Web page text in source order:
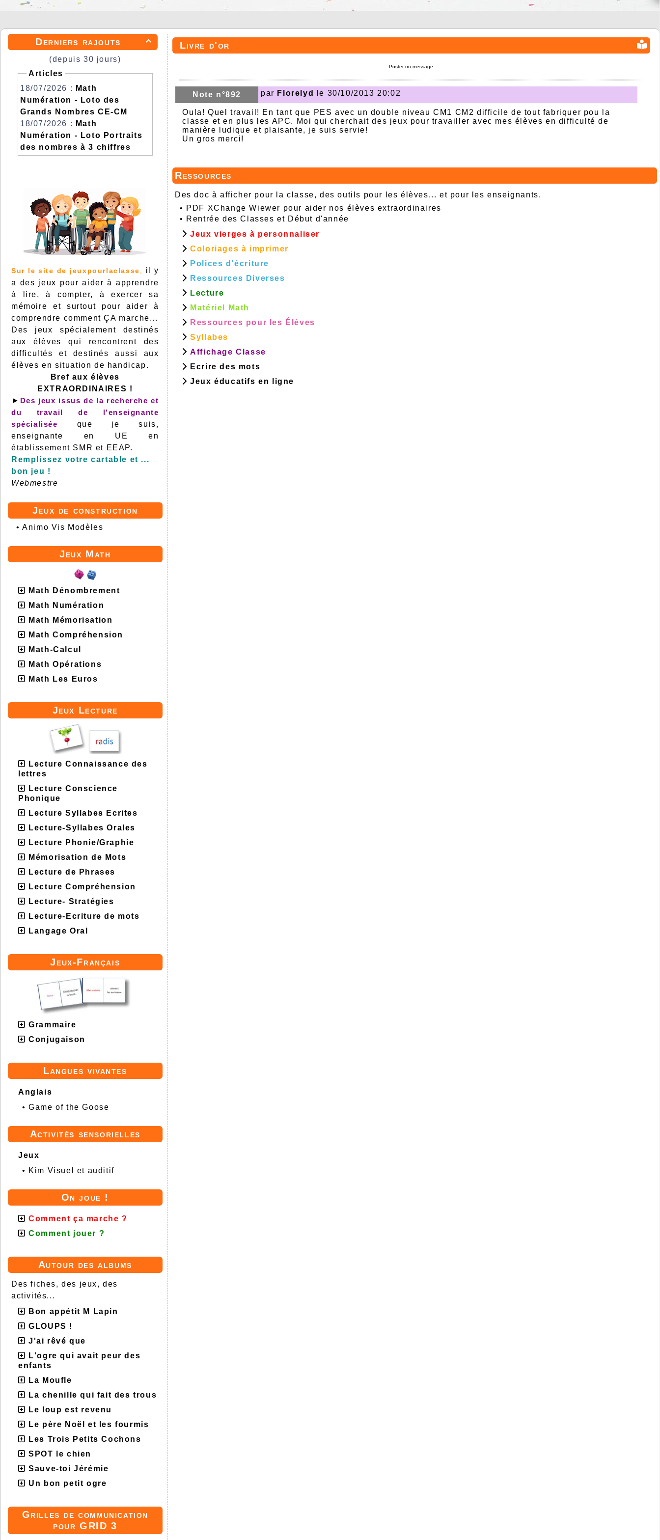

Derniers rajouts
(depuis 30 jours)
Articles
18/07/2026 :
Math
Numération - Loto des
Grands Nombres CE-CM
18/07/2026 :
Math
Numération - Loto Portraits
des nombres à 3 chiffres
Sur le site de jeuxpourlaclasse
il y
a des jeux pour aider à apprendre
à lire, à compter, à exercer sa
mémoire et surtout pour aider à
comprendre comment ÇA marche...
Des jeux spécialement destinés
aux élèves qui rencontrent des
difficultés et destinés aussi aux
élèves en situation de handicap.
Bref aux élèves
EXTRAORDINAIRES !
► Des jeux issus de la recherche et
du travail de l'enseignante
spécialisée que je suis,
enseignante en UE en
établissement SMR et EEAP.
Remplissez votre cartable et ...
bon jeu !
Webmestre
Jeux de construction
•Animo Vis Modèles
Jeux Math
Math Dénombrement
Math Numération
Math Mémorisation
Math Compréhension
Math-Calcul
Math Opérations
Math Les Euros
Jeux Lecture
Lecture Connaissance des
lettres
Lecture Conscience
Phonique
Lecture Syllabes Ecrites
Lecture-Syllabes Orales
Lecture Phonie/Graphie
Mémorisation de Mots
Lecture de Phrases
Lecture Compréhension
Lecture- Stratégies
Lecture-Ecriture de mots
Langage Oral
Jeux-Français
Grammaire
Conjugaison
Langues vivantes
Anglais
•Game of the Goose
Activités sensorielles
Jeux
• Kim Visuel et auditif
On joue !
Comment ça marche ?
Comment jouer ?
Autour des albums
Des fiches, des jeux, des
activités...
Bon appétit M Lapin
GLOUPS !
J'ai rêvé que
L'ogre qui avait peur des
enfants
La Moufle
La chenille qui fait des trous
Le loup est revenu
Le père Noël et les fourmis
Les Trois Petits Cochons
SPOT le chien
Sauve-toi Jérémie
Un bon petit ogre
Grilles de communication
pour GRID 3
Livre d'or
Poster un message
Note n°892 par Florelyd le 30/10/2013 20:02
Oula! Quel travail! En tant que PES avec un double niveau CM1 CM2 difficile de tout fabriquer pou la
classe et en plus les APC. Moi qui cherchait des jeux pour travailler avec mes élèves en difficulté de
manière ludique et plaisante, je suis servie!
Un gros merci!
Ressources
Des doc à afficher pour la classe, des outils pour les élèves... et pour les enseignants.
• PDF XChange Wiewer pour aider nos élèves extraordinaires
• Rentrée des Classes et Début d'année
Jeux vierges à personnaliser
Coloriages à imprimer
Polices d'écriture
Ressources Diverses
Lecture
Matériel Math
Ressources pour les Élèves
Syllabes
Affichage Classe
Ecrire des mots
Jeux éducatifs en ligne